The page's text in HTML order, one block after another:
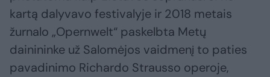
kartą dalyvavo festivalyje ir 2018 metais
žurnalo „Opernwelt“ paskelbta Metų
dainininke už Salomėjos vaidmenį to paties
pavadinimo Richardo Strausso operoje,